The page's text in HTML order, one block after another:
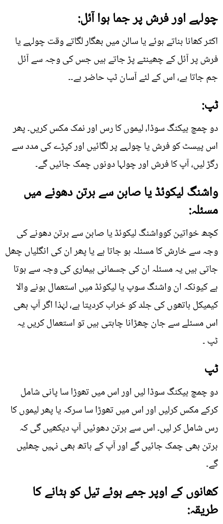
چولہے اور فرش پر جما ہوا آئل:
اکثر کھانا بناتے ہوئے یا سالن میں بھگار لگاتے وقت چولہے یا
فرش پر آئل کے چھینٹے پڑ جاتے ہیں جس کی وجہ سے آئل
جم جاتا ہے، اس کے لئے آسان ٹپ حاضر ہے۔۔
ٹپ:
دو چمچ بیکنگ سوڈا، لیموں کا رس اور نمک مکس کریں۔ پھر
اس پیسٹ کو فرش یا چولہے پر لگائیں اور کپڑے کی مدد سے
رگڑ لیں، آپ کا فرش اور چولہا دونوں چمک جائیں گے۔
واشنگ لیکوئڈ یا صابن سے برتن دھونے میں
مسئلہ:
کچھ خواتین کوواشنگ لیکوئڈ یا صابن سے برتن دھونے کی
وجہ سے خارش کا مسئلہ ہو جاتا ہے یا پھر ان کی انگلیاں چھل
جاتی ہیں یہ مسئلہ ان کی جسمانی بیماری کی وجہ سے ہوتا
ہے کیونکہ ان واشنگ سوپ یا لیکوئڈ میں استعمال ہونے والا
کیمیکل ہاتھوں کی جلد کو خراب کردیتا ہے، لہٰذا اگر آپ بھی
اس مسئلے سے جان چھڑانا چاہتی ہیں تو استعمال کریں یہ
ٹپ ۔
ٹپ
دو چمچ بیکنگ سوڈا لیں اور اس میں تھوڑا سا پانی شامل
کرکے مکس کرلیں اور اس میں تھوڑا سا سرکہ یا پھر لیموں کا
رس شامل کر لیں۔ اس سے برتن دھوئیں آپ دیکھیں گی کہ
برتن بھی چمک جائیں گے اور آپ کے ہاتھ بھی نہیں چھلیں
گے۔
کھانوں کے اوپر جمے ہوئے تیل کو ہٹانے کا
طریقہ: